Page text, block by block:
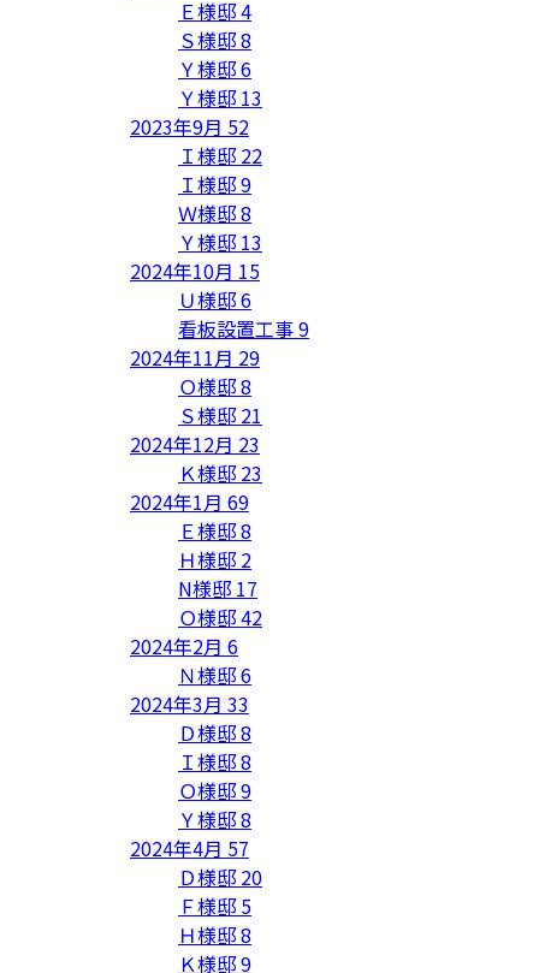
Ｅ様邸4
Ｓ様邸8
Ｙ様邸6
Ｙ様邸 13
2023年9月 52
Ｉ様邸 22
Ｉ様邸9
Ｗ様邸8
Ｙ様邸 13
2024年10月 15
Ｕ様邸6
看板設置工事9
2024年11月 29
Ｏ様邸8
Ｓ様邸 21
2024年12月 23
Ｋ様邸 23
2024年1月 69
Ｅ様邸8
Ｈ様邸 2
N様邸 17
Ｏ様邸42
2024年2月 6
Ｎ様邸6
2024年3月 33
Ｄ様邸8
Ｉ様邸8
Ｏ様邸9
Ｙ様邸8
2024年4月 57
Ｄ様邸 20
Ｆ様邸 5
Ｈ様邸8
Ｋ様邸9